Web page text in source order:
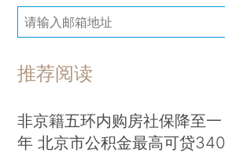
推荐阅读
非京籍五环内购房社保降至一
年 北京市公积金最高可贷340